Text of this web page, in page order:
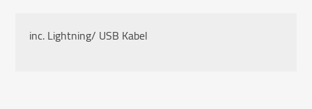
inc. Lightning/ USB Kabel